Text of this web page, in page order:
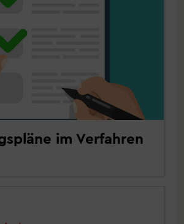
im Verfahren